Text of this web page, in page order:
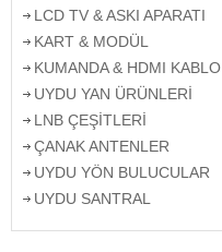
LCD TV & ASKI APARATI
KART & MODÜL
KUMANDA & HDMI KABLO
UYDU YAN ÜRÜNLERİ
LNB ÇEŞİTLERİ
ÇANAK ANTENLER
UYDU YÖN BULUCULAR
UYDU SANTRAL